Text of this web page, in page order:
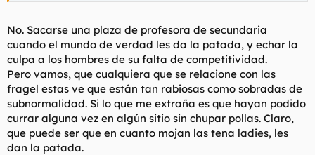
No. Sacarse una plaza de profesora de secundaria
cuando el mundo de verdad les da la patada, y echar la
culpa a los hombres de su falta de competitividad.
Pero vamos, que cualquiera que se relacione con las
fragel estas ve que están tan rabiosas como sobradas de
subnormalidad. Si lo que me extraña es que hayan podido
currar alguna vez en algún sitio sin chupar pollas. Claro,
que puede ser que en cuanto mojan las tena ladies, les
dan la patada.